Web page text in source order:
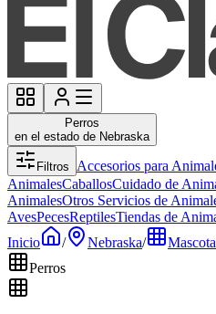
Perros
en el estado de Nebraska
Filtros Accesorios para
AnimalesCaballosCuidado de
AnimalesOtros Servicios de
AvesPecesReptilesTiendas de
Inicio
/ Nebraska/
Perros